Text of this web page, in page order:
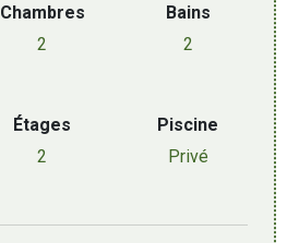
Chambres
2
Bains
2
Étages
2
Piscine
Privé